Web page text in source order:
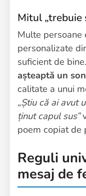
Mitul „trebuie
Multe persoane
personalizate
suficient de
așteaptă un
calitate a unui
„Știu că ai avut
ținut capul sus”
poem copiat de
Reguli
mesaj de